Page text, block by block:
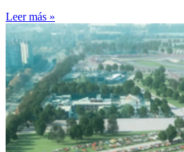
Leer más »